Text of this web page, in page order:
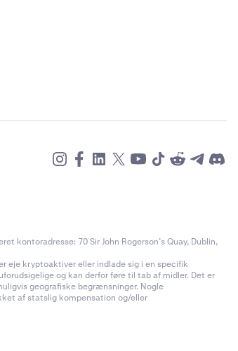
kontoradresse: 70 Sir John Rogerson’s Quay, Dublin,
eje kryptoaktiver eller indlade sig i en specifik
og kan derfor føre til tab af midler. Det er
geografiske begrænsninger. Nogle
af statslig kompensation og/eller